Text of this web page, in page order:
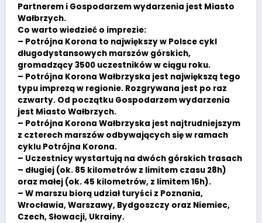
Partnerem i Gospodarzem wydarzenia jest Miasto
Wałbrzych.
Co warto wiedzieć o imprezie:
– Potrójna Korona to największy w Polsce cykl
długodystansowych marszów górskich,
gromadzący 3500 uczestników w ciągu roku.
– Potrójna Korona Wałbrzyska jest największą tego
typu imprezą w regionie. Rozgrywana jest po raz
czwarty. Od początku Gospodarzem wydarzenia
jest Miasto Wałbrzych.
– Potrójna Korona Wałbrzyska jest najtrudniejszym
z czterech marszów odbywających się w ramach
cyklu Potrójna Korona.
– Uczestnicy wystartują na dwóch górskich trasach
– długiej (ok. 85 kilometrów z limitem czasu 28h)
oraz małej (ok. 45 kilometrów, z limitem 16h).
– W marszu biorą udział turyści z Poznania,
Wrocławia, Warszawy, Bydgoszczy oraz Niemiec,
Czech, Słowacji, Ukrainy.